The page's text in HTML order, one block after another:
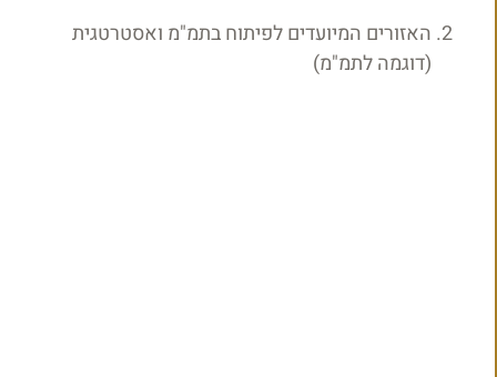
האזורים המיועדים לפיתוח בתמ"מ ואסטרטגית
(דוגמה לתמ"מ)